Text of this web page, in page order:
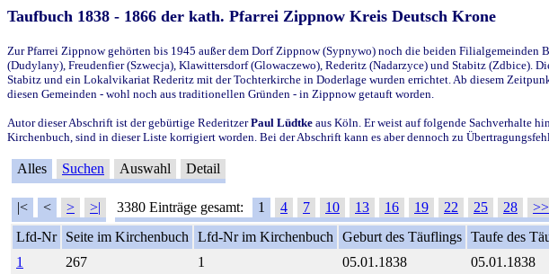
Taufbuch 1838 - 1866 der kath. Pfarrei Zippnow Kreis Deutsch Krone
Zur Pfarrei Zippnow gehörten bis 1945 außer dem Dorf Zippnow (Sypnywo) noch die beiden
(Dudylany), Freudenfier (Szwecja), Klawittersdorf (Glowaczewo), Rederitz (Nadarzyce) und Stabitz (Zdbice).
Stabitz und ein Lokalvikariat Rederitz mit der Tochterkirche in Doderlage wurden errichtet. Ab diesem
diesen Gemeinden - wohl noch aus traditionellen Gründen - in Zippnow getauft worden.
Autor dieser Abschrift ist der gebürtige RederitzerPaul Lüdtke aus Köln. Er weist auf folgende Sachverhalte
Kirchenbuch, sind in dieser Liste korrigiert worden. Bei der Abschrift kann es aber dennoch zu
Alles Suchen Auswahl Detail
|< < > >| 3380 Einträge gesamt: 1 4 7 10 13 16 19 22 25 28
>>
Lfd-Nr
Seite im Kirchenbuch Lfd-Nr im Kirchenbuch Geburt des Täuflings Taufe des
1
267 1 05.01.1838 05.01.1838